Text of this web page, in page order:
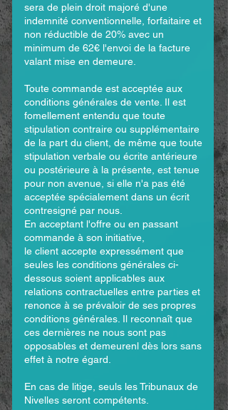
sera de plein droit majoré d'une
indemnité conventionnelle, forfaitaire et
non réductible de 20% avec un
minimum de 62€ l'envoi de la facture
valant mise en demeure.
Toute commande est acceptée aux
conditions générales de vente. Il est
fomellement entendu que toute
stipulation contraire ou supplémentaire
de la part du client, de même que toute
stipulation verbale ou écrite antérieure
ou postérieure à la présente, est tenue
pour non avenue, si elle n'a pas été
acceptée spécialement dans un écrit
contresigné par nous.
En acceptant l'offre ou en passant
commande à son initiative,
le client accepte expressé­ment que
seules les conditions générales ci-
dessous soient applicables aux
relations contractuelles entre parties et
renonce à se prévaloir de ses propres
conditions générales. Il reconnaît que
ces dernières ne nous sont pas
opposables et demeurenl dès lors sans
effet à notre égard.
En cas de litige, seuls les Tribunaux de
Nivelles seront compétents.